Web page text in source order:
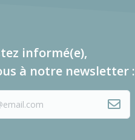
informé(e),
à notre newsletter :